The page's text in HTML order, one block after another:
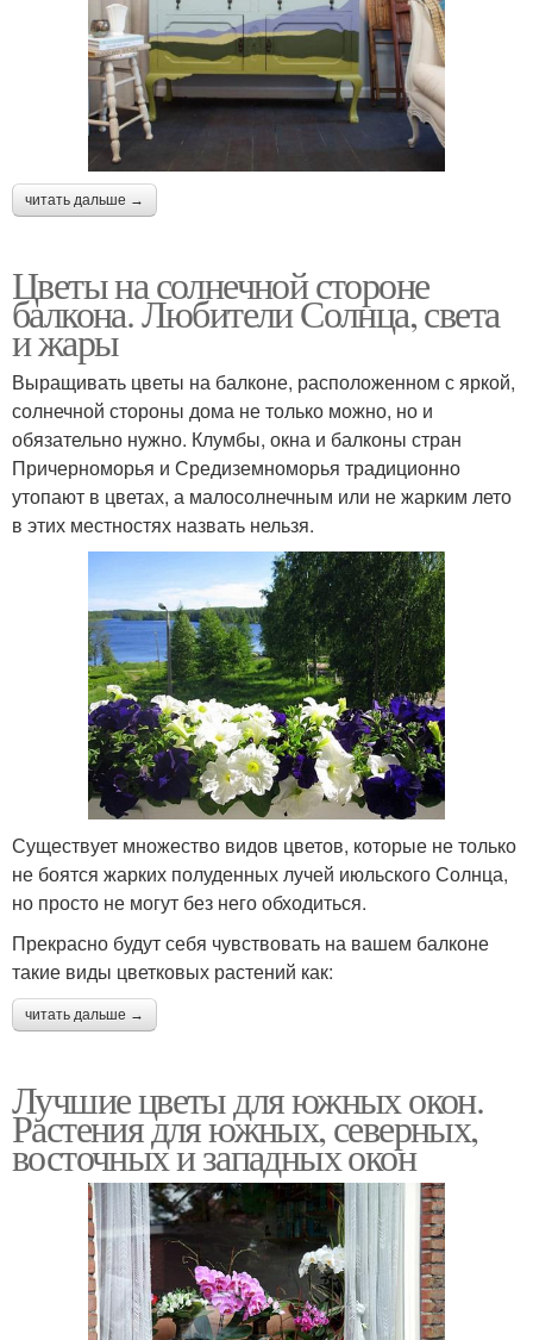
читать дальше →
Цветы на солнечной стороне
балкона. Любители Солнца, света
и жары
Выращивать цветы на балконе, расположенном с яркой,
солнечной стороны дома не только можно, но и
обязательно нужно. Клумбы, окна и балконы стран
Причерноморья и Средиземноморья традиционно
утопают в цветах, а малосолнечным или не жарким лето
в этих местностях назвать нельзя.
Существует множество видов цветов, которые не только
не боятся жарких полуденных лучей июльского Солнца,
но просто не могут без него обходиться.
Прекрасно будут себя чувствовать на вашем балконе
такие виды цветковых растений как:
читать дальше →
Лучшие цветы для южных окон.
Растения для южных, северных,
восточных и западных окон